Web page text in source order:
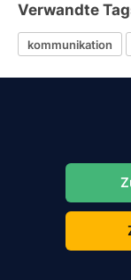
Verwandte
kommunikation